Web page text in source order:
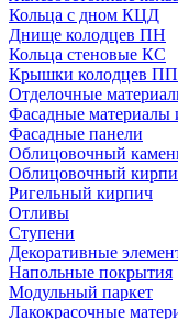
Кольца с дном КЦД
Днище колодцев ПН
Кольца стеновые КС
Крышки колодцев ПП
Отделочные
Фасадные материалы
Фасадные панели
Облицовочный
Облицовочный
Ригельный кирпич
Отливы
Ступени
Декоративные
Напольные покрытия
Модульный паркет
Лакокрасочные